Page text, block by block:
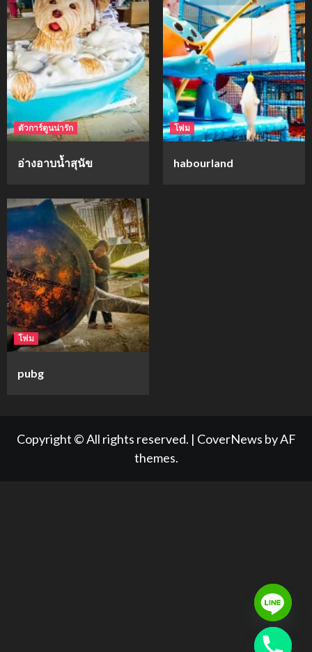
ตัวการ์ตูนน่ารัก
อ่างอาบน้ำสุนัข
โฟม
habourland
โฟม
pubg
Copyright © All rights reserved. | CoverNews by AF
themes.